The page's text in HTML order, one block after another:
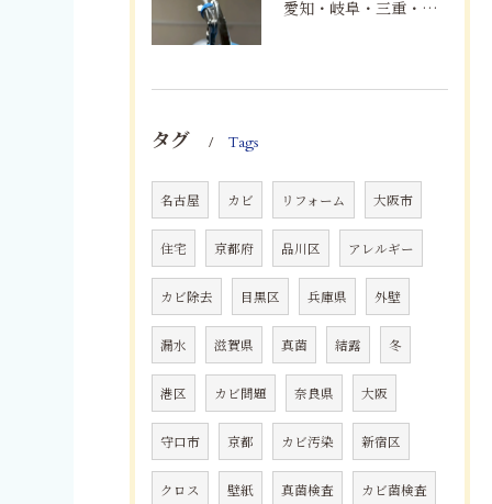
愛知・岐阜・三重・静岡でカビアレルギーにお悩みの方へ｜MIST工法®による安全なカビ対策と健康な住まいづくり
タグ Tags
名古屋 カビ リフォーム 大阪市
住宅 京都府 品川区 アレルギー
カビ除去 目黒区 兵庫県 外壁
漏水 滋賀県 真菌 結露 冬
港区 カビ問題 奈良県 大阪
守口市 京都 カビ汚染 新宿区
クロス 壁紙 真菌検査 カビ菌検査